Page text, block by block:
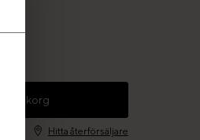
varukorg
Hitta återförsäljare